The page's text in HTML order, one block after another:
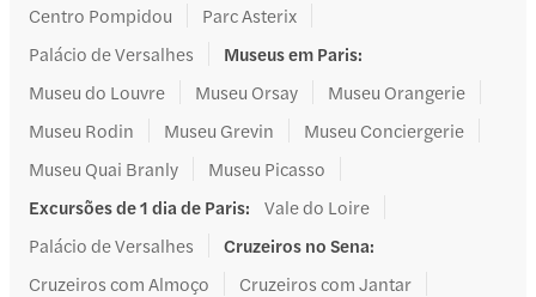
Centro Pompidou
Parc Asterix
Palácio de Versalhes
Museus em Paris:
Museu do Louvre
Museu Orsay
Museu Orangerie
Museu Rodin
Museu Grevin
Museu Conciergerie
Museu Quai Branly
Museu Picasso
Excursões de 1 dia de Paris:
Vale do Loire
Palácio de Versalhes
Cruzeiros no Sena:
Cruzeiros com Almoço
Cruzeiros com Jantar